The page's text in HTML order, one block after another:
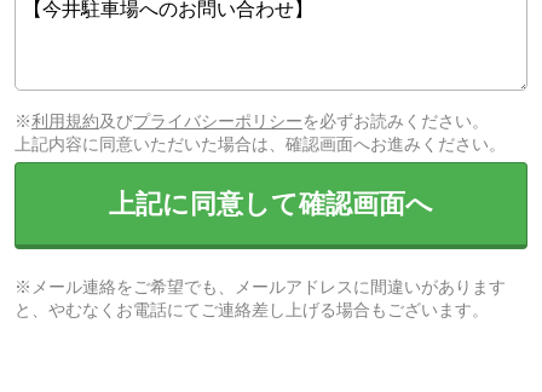
※利用規約及びプライバシーポリシーを必ずお読みください。
上記内容に同意いただいた場合は、確認画面へお進みください。
上記に同意して確認画面へ
※メール連絡をご希望でも、メールアドレスに間違いがあります
と、やむなくお電話にてご連絡差し上げる場合もございます。